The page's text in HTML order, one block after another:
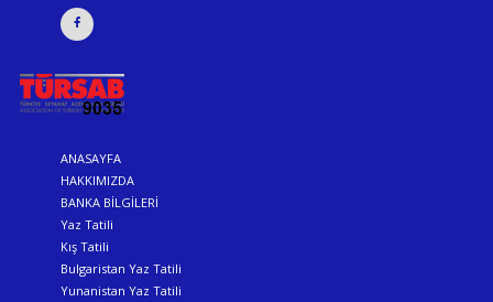
ANASAYFA
HAKKIMIZDA
BANKA BİLGİLERİ
Yaz Tatili
Kış Tatili
Bulgaristan Yaz Tatili
Yunanistan Yaz Tatili